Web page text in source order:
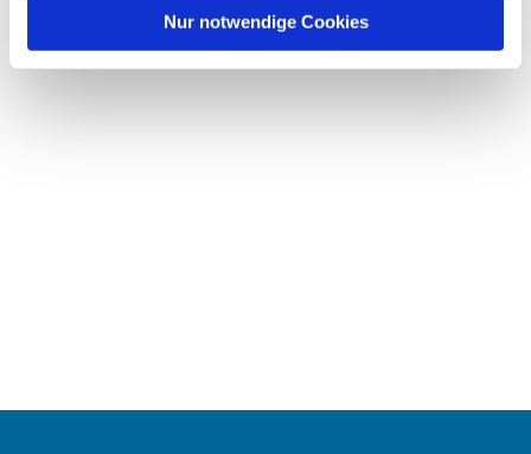
Nur notwendige Cookies